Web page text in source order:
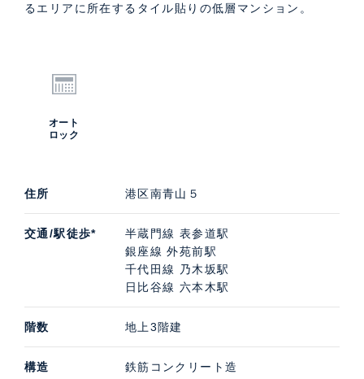
るエリアに所在するタイル貼りの低層マンション。
オート
ロック
住所 港区南青山５
交通/駅徒歩*
半蔵門線 表参道駅
銀座線 外苑前駅
千代田線 乃木坂駅
日比谷線 六本木駅
階数 地上3階建
構造 鉄筋コンクリート造